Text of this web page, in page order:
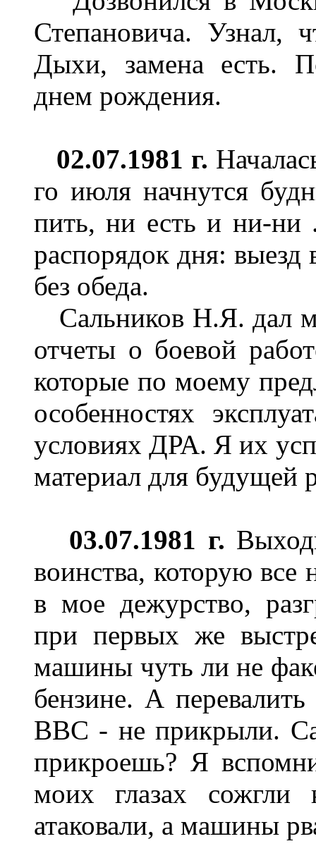
Степановича. Узнал,
Дыхи, замена есть.
днем рождения.
02.07.1981 г.
го июля начнутся
пить, ни есть и ни-ни
распорядок дня:
без обеда.
Сальников Н.Я. дал
отчеты о боевой
которые по моему
особенностях
условиях ДРА. Я их
материал для будущей
03.07.1981 г.
воинства, которую все
в мое дежурство,
при первых же
машины чуть ли не
бензине. А перевалить
ВВС - не прикрыли.
прикроешь? Я
моих глазах
атаковали, а машины